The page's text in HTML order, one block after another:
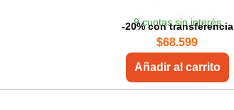
9 cuotas sin interés
-20% con transferencia
$68.599
Añadir al carrito